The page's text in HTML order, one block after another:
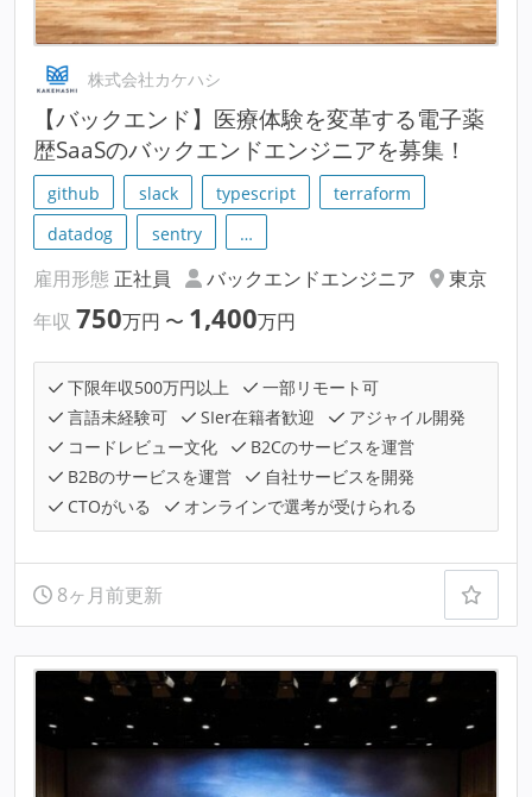
株式会社カケハシ
【バックエンド】医療体験を変革する電子薬
歴SaaSのバックエンドエンジニアを募集！
github slack typescript
terraform
datadog
sentry …
雇用形態 正社員 バックエンドエンジニア
東京
年収 750万円 〜 1,400万円
下限年収500万円以上
一部リモート可
言語未経験可
SIer在籍者歓迎
アジャイル開発
コードレビュー文化
B2Cのサービスを運営
B2Bのサービスを運営
自社サービスを開発
CTOがいる
オンラインで選考が受けられる
8ヶ月前更新